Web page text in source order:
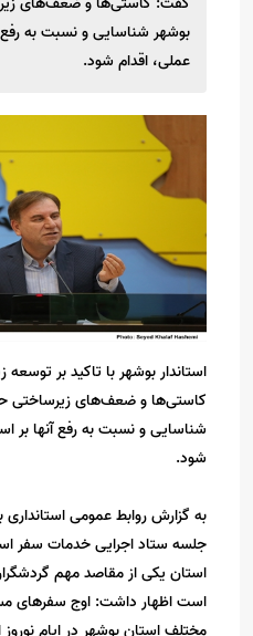
بوشهر شناسایی و نسبت به رفع
عملی، اقدام شود.
استاندار بوشهر با تاکید بر
کاستی‌ها و ضعف‌های زیرساختی
شناسایی و نسبت به رفع آنها بر
شود.
به گزارش روابط عمومی استانداری
جلسه ستاد اجرایی خدمات سفر
استان یکی از مقاصد مهم
است اظهار داشت: اوج سفرهای
مختلف استان بوشهر در ایام